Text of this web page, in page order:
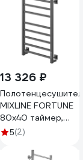
(таймер,
скр.монтаж,
унив.подкл.R/L,
Graphite Metallic)
LСLTE70-
13 326 ₽
Полотенцесушитель
MIXLINE FORTUNE
80x40 таймер,
372 Вт, 8
электрический
5(2)